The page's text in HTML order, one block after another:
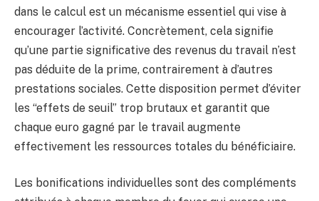
dans le calcul est un mécanisme essentiel qui vise à
encourager l’activité. Concrètement, cela signifie
qu’une partie significative des revenus du travail n’est
pas déduite de la prime, contrairement à d’autres
prestations sociales. Cette disposition permet d’éviter
les “effets de seuil” trop brutaux et garantit que
chaque euro gagné par le travail augmente
effectivement les ressources totales du bénéficiaire.
Les bonifications individuelles sont des compléments